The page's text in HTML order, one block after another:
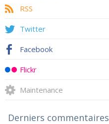
RSS
Twitter
Facebook
Flickr
Maintenance
Derniers commentaires